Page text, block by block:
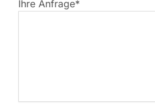
Ihre Anfrage*